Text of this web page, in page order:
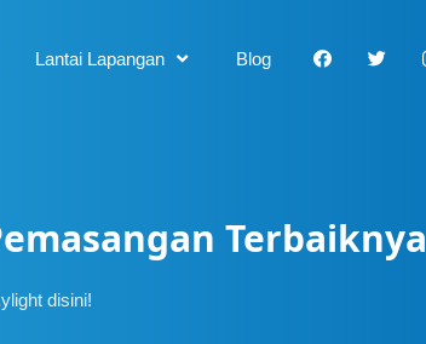
Lantai Lapangan Blog
Terbaiknya
disini!